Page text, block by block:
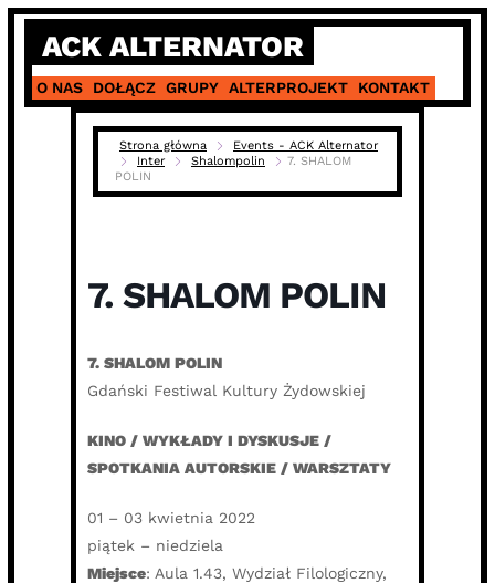
Skip
content
ACK ALTERNATOR
O NAS DOŁĄCZ GRUPY ALTERPROJEKT KONTAKT
Strona główna
Events - ACK Alternator
Inter
Shalompolin
7. SHALOM
POLIN
7. SHALOM POLIN
7. SHALOM POLIN
Gdański Festiwal Kultury Żydowskiej
KINO / WYKŁADY I DYSKUSJE /
SPOTKANIA AUTORSKIE / WARSZTATY
01 – 03 kwietnia 2022
piątek – niedziela
Miejsce: Aula 1.43, Wydział Filologiczny,